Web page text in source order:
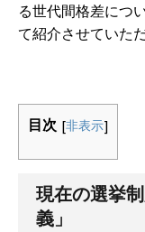
る世代間格差につ
て紹介させていた
目次 [非表示]
現在の選挙
義」